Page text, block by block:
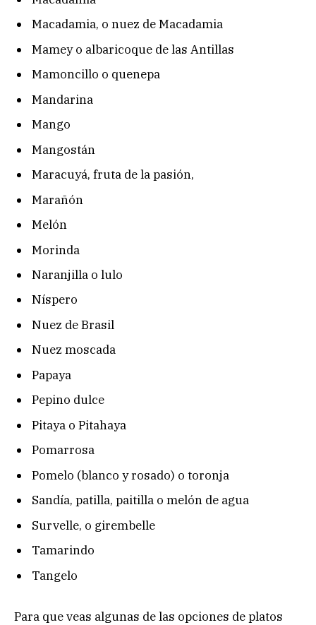
Macadamia, o nuez de Macadamia
Mamey o albaricoque de las Antillas
Mamoncillo o quenepa
Mandarina
Mango
Mangostán
Maracuyá, fruta de la pasión,
Marañón
Melón
Morinda
Naranjilla o lulo
Níspero
Nuez de Brasil
Nuez moscada
Papaya
Pepino dulce
Pitaya o Pitahaya
Pomarrosa
Pomelo (blanco y rosado) o toronja
Sandía, patilla, paitilla o melón de agua
Survelle, o girembelle
Tamarindo
Tangelo
Para que veas algunas de las opciones de platos